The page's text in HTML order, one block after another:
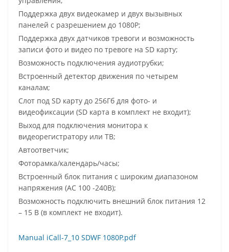
Поддержка двух видеокамер и двух вызывных
панелей с разрешением до 1080P;
Поддержка двух датчиков тревоги и возможность
записи фото и видео по тревоге на SD карту;
Возможность подключения аудиотрубки;
Встроенный детектор движения по четырем
каналам;
Слот под SD карту до 256Гб для фото- и
видеофиксации (SD карта в комплект не входит);
Выход для подключения монитора к
видеорегистратору или ТВ;
Автоответчик;
Фоторамка/календарь/часы;
Встроенный блок питания с широким диапазоном
напряжения (АС 100 -240В);
Возможность подключить внешний блок питания 12
– 15 В (в комплект не входит).
Manual iCall-7_10 SDWF 1080P.pdf